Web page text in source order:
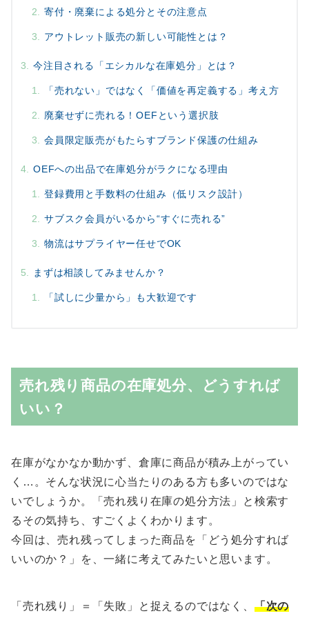
寄付・廃棄による処分とその注意点
アウトレット販売の新しい可能性とは？
今注目される「エシカルな在庫処分」とは？
「売れない」ではなく「価値を再定義する」考え方
廃棄せずに売れる！OEFという選択肢
会員限定販売がもたらすブランド保護の仕組み
OEFへの出品で在庫処分がラクになる理由
登録費用と手数料の仕組み（低リスク設計）
サブスク会員がいるから“すぐに売れる”
物流はサプライヤー任せでOK
まずは相談してみませんか？
「試しに少量から」も大歓迎です
売れ残り商品の在庫処分、どうすれば
いい？
在庫がなかなか動かず、倉庫に商品が積み上がってい
く…。そんな状況に心当たりのある方も多いのではな
いでしょうか。「売れ残り在庫の処分方法」と検索す
るその気持ち、すごくよくわかります。
今回は、売れ残ってしまった商品を「どう処分すれば
いいのか？」を、一緒に考えてみたいと思います。
「売れ残り」＝「失敗」と捉えるのではなく、 「次の